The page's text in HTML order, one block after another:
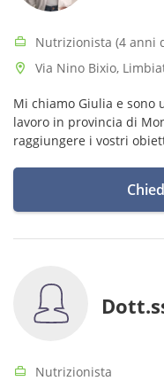
Nutrizionista (4 anni
Via Nino Bixio,
Mi chiamo Giulia e sono
lavoro in provincia di
raggiungere i vostri
Nutrizionista